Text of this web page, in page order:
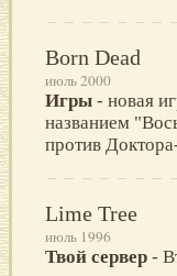
Born Dead
июль 2000
Игры - новая
названием
против
Lime Tree
июль 1996
Твой сервер -